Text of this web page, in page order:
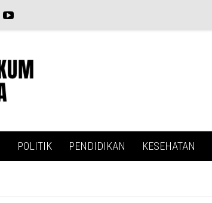
POLITIK PENDIDIKAN KESEHATAN